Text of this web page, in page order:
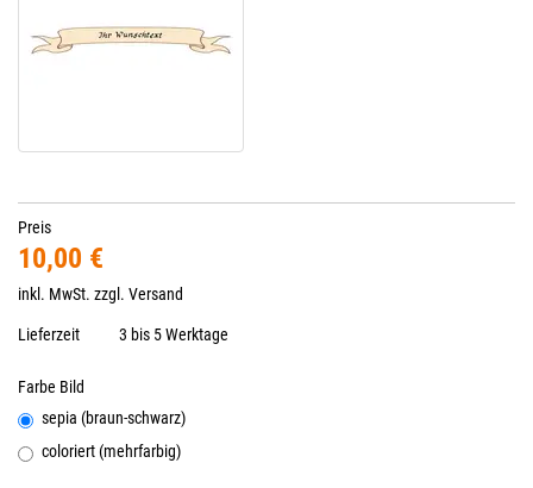
Preis
10,00 €
inkl. MwSt. zzgl. Versand
Lieferzeit 3 bis 5 Werktage
Farbe Bild
sepia (braun-schwarz)
coloriert (mehrfarbig)